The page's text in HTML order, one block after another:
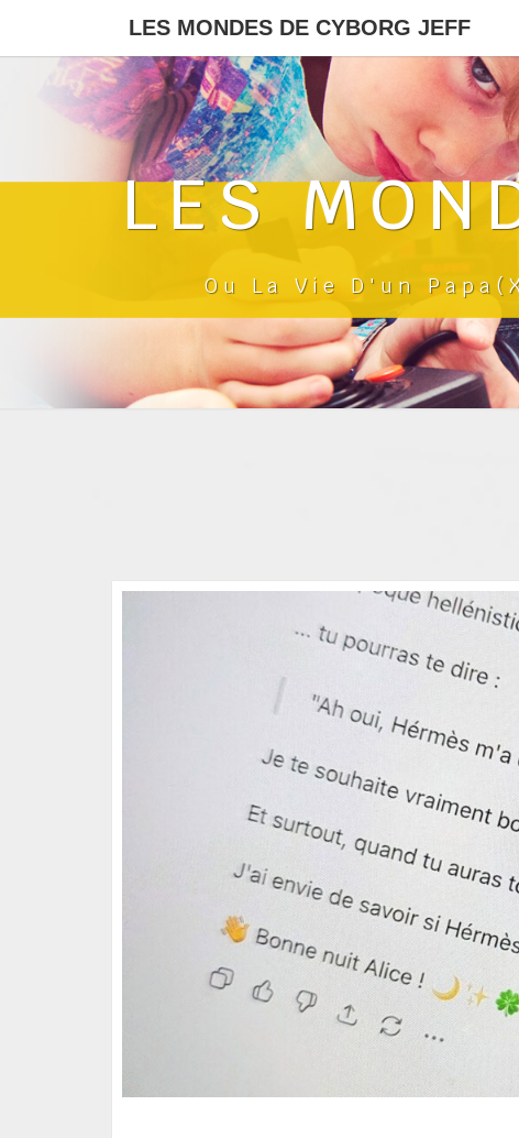
LES MONDES DE CYBORG JEFF
LES
Ou La Vie D'un